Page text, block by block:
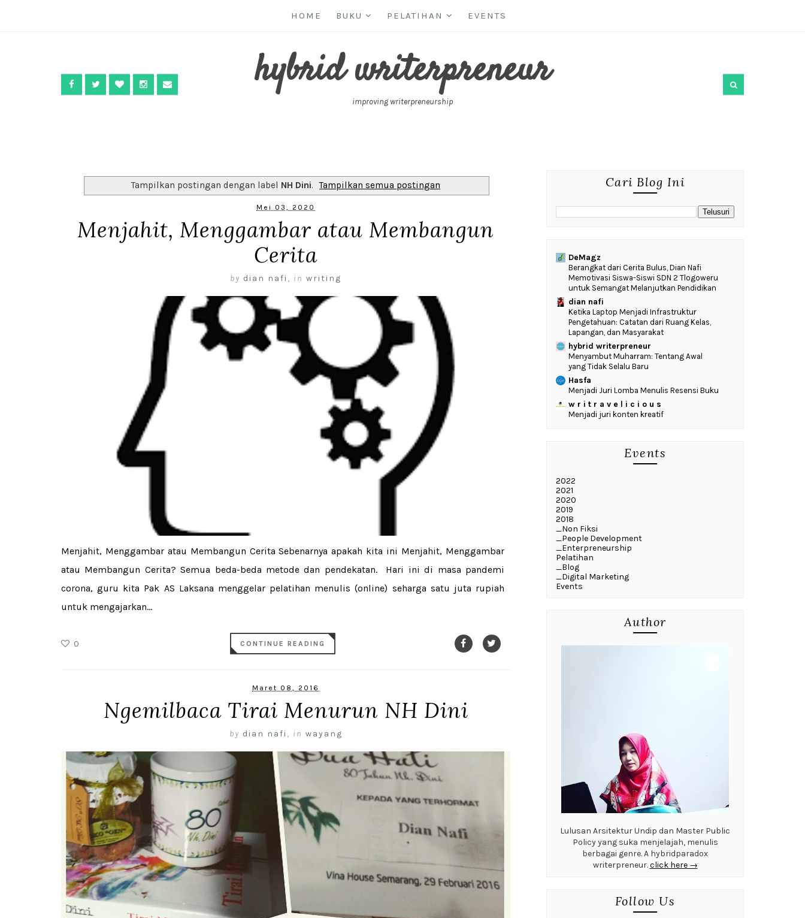
HOME BUKU PELATIHAN EVENTS
hybrid writerpreneur
improving writerpreneurship
Tampilkan postingan dengan label NH Dini. Tampilkan semua postingan
Mei 03, 2020
Menjahit, Menggambar atau Membangun
Cerita
by dian nafi , in writing
Menjahit, Menggambar atau Membangun Cerita Sebenarnya apakah kita ini Menjahit, Menggambar
atau Membangun Cerita? Semua beda-beda metode dan pendekatan. Hari ini di masa pandemi
corona, guru kita Pak AS Laksana menggelar pelatihan menulis (online) seharga satu juta rupiah
untuk mengajarkan...
0 CONTINUE READING
Maret 08, 2016
Ngemilbaca Tirai Menurun NH Dini
by dian nafi , in wayang
Cari Blog Ini
DeMagz
‎Berangkat dari Cerita Bulus, Dian Nafi
Memotivasi Siswa-Siswi SDN 2 Tlogoweru
untuk Semangat Melanjutkan Pendidikan
dian nafi
Ketika Laptop Menjadi Infrastruktur
Pengetahuan: Catatan dari Ruang Kelas,
Lapangan, dan Masyarakat
hybrid writerpreneur
Menyambut Muharram: Tentang Awal
yang Tidak Selalu Baru
Hasfa
Menjadi Juri Lomba Menulis Resensi Buku
w r i t r a v e l i c i o u s
Menjadi juri konten kreatif
Events
2022
2021
2020
2019
2018
_Non Fiksi
_People Development
_Enterpreneurship
Pelatihan
_Blog
_Digital Marketing
Events
Author
Lulusan Arsitektur Undip dan Master Public
Policy yang suka menjelajah, menulis
berbagai genre. A hybridparadox
writerpreneur.click here →
Follow Us